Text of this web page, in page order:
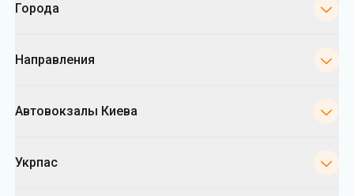
Города
Направления
Автовокзалы Киева
Укрпас